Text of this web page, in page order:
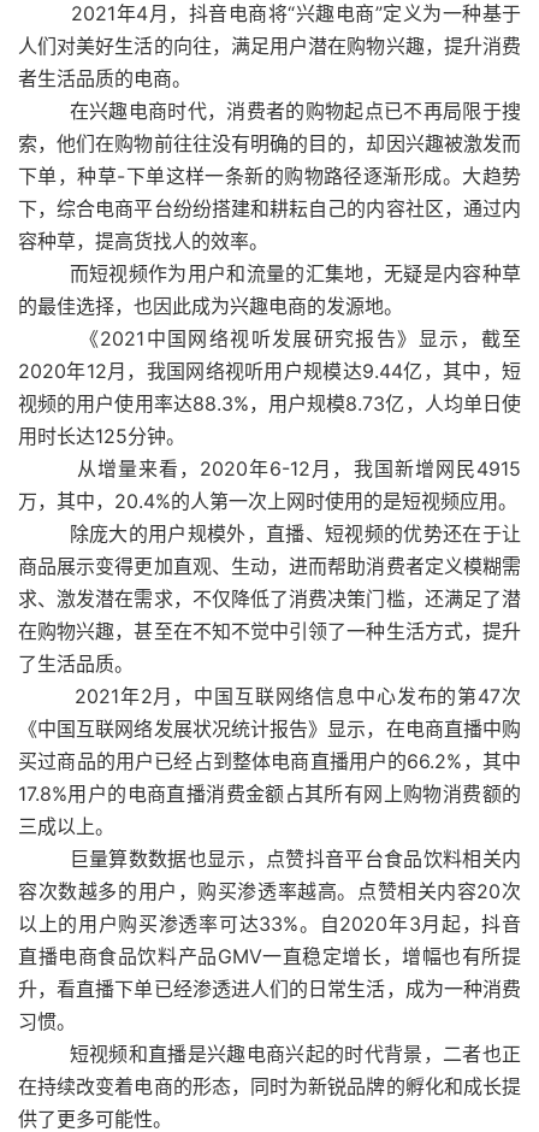
2021年4月，抖音电商将“兴趣电商”定义为一种基于
人们对美好生活的向往，满足用户潜在购物兴趣，提升消费
者生活品质的电商。
在兴趣电商时代，消费者的购物起点已不再局限于搜
索，他们在购物前往往没有明确的目的，却因兴趣被激发而
下单，种草-下单这样一条新的购物路径逐渐形成。大趋势
下，综合电商平台纷纷搭建和耕耘自己的内容社区，通过内
容种草，提高货找人的效率。
而短视频作为用户和流量的汇集地，无疑是内容种草
的最佳选择，也因此成为兴趣电商的发源地。
《2021中国网络视听发展研究报告》显示，截至
2020年12月，我国网络视听用户规模达9.44亿，其中，短
视频的用户使用率达88.3%，用户规模8.73亿，人均单日使
用时长达125分钟。
从增量来看，2020年6-12月，我国新增网民4915
万，其中，20.4%的人第一次上网时使用的是短视频应用。
除庞大的用户规模外，直播、短视频的优势还在于让
商品展示变得更加直观、生动，进而帮助消费者定义模糊需
求、激发潜在需求，不仅降低了消费决策门槛，还满足了潜
在购物兴趣，甚至在不知不觉中引领了一种生活方式，提升
了生活品质。
2021年2月，中国互联网络信息中心发布的第47次
《中国互联网络发展状况统计报告》显示，在电商直播中购
买过商品的用户已经占到整体电商直播用户的66.2%，其中
17.8%用户的电商直播消费金额占其所有网上购物消费额的
三成以上。
巨量算数数据也显示，点赞抖音平台食品饮料相关内
容次数越多的用户，购买渗透率越高。点赞相关内容20次
以上的用户购买渗透率可达33%。自2020年3月起，抖音
直播电商食品饮料产品GMV一直稳定增长，增幅也有所提
升，看直播下单已经渗透进人们的日常生活，成为一种消费
习惯。
短视频和直播是兴趣电商兴起的时代背景，二者也正
在持续改变着电商的形态，同时为新锐品牌的孵化和成长提
供了更多可能性。